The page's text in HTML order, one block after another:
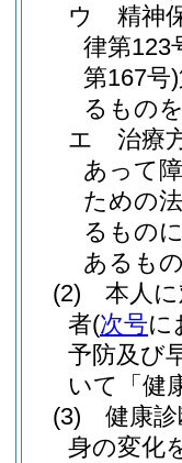
ウ
精神
律第123
第167号)
るもの
エ
治療
あって
ための
るもの
あるも
(2)
本人
者(次号に
予防及び
いて「健
(3)
健康
身の変化